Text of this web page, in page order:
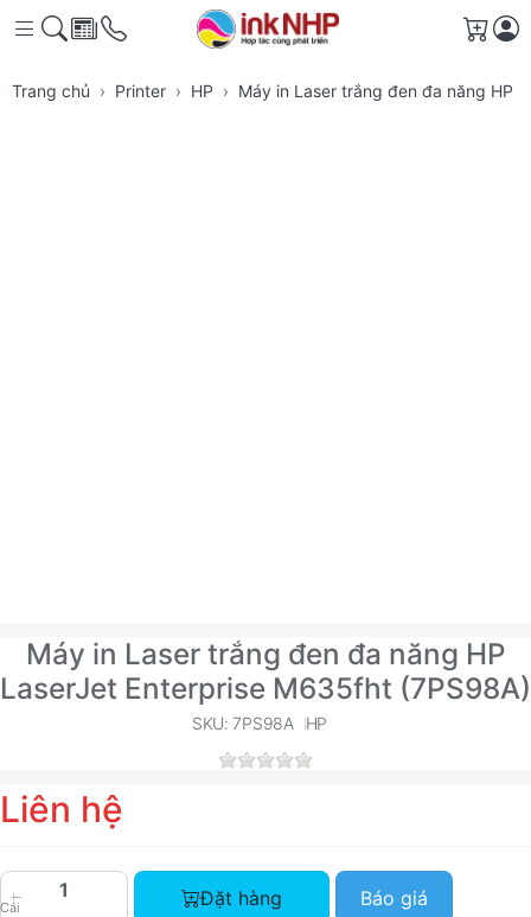
Giỏ
Trang chủ Printer HP Máy in Laser trắng đen đa năng HP
Máy in Laser trắng đen đa năng HP
LaserJet Enterprise M635fht (7PS98A)
SKU: 7PS98A HP
Liên hệ
Cái
Máy in Laser trắng đen đa năng HP LaserJet
Đặt hàng Báo giá